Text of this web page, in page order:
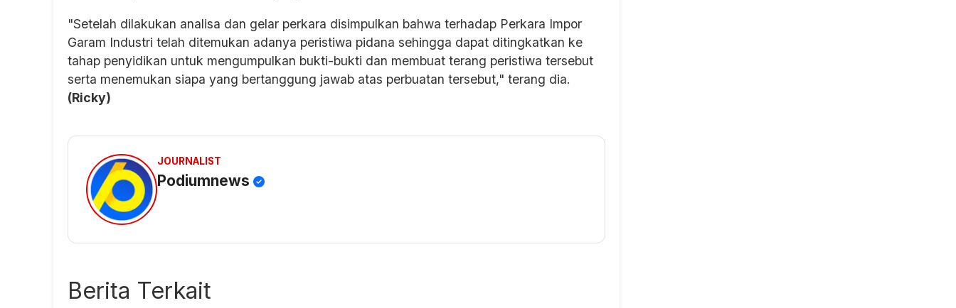
"Setelah dilakukan analisa dan gelar perkara disimpulkan bahwa terhadap Perkara Impor
Garam Industri telah ditemukan adanya peristiwa pidana sehingga dapat ditingkatkan ke
tahap penyidikan untuk mengumpulkan bukti-bukti dan membuat terang peristiwa tersebut
serta menemukan siapa yang bertanggung jawab atas perbuatan tersebut," terang dia.
(Ricky)
JOURNALIST
Podiumnews
Berita Terkait